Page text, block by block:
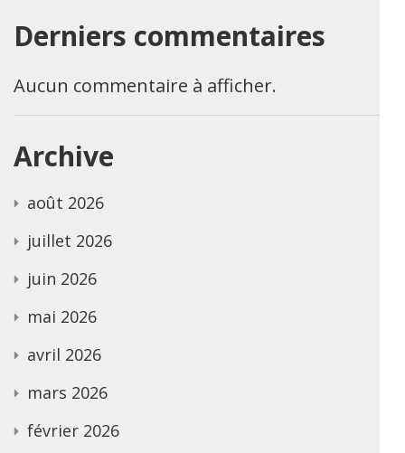
Derniers commentaires
Aucun commentaire à afficher.
Archive
août 2026
juillet 2026
juin 2026
mai 2026
avril 2026
mars 2026
février 2026